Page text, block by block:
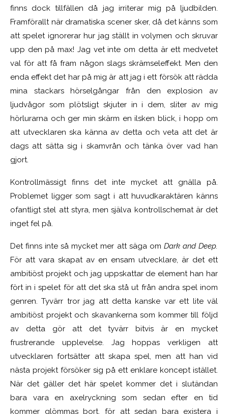
finns dock tillfällen då jag irriterar mig på ljudbilden.
Framförallt när dramatiska scener sker, då det känns som
att spelet ignorerar hur jag ställt in volymen och skruvar
upp den på max! Jag vet inte om detta är ett medvetet
val för att få fram någon slags skrämseleffekt. Men den
enda effekt det har på mig är att jag i ett försök att rädda
mina stackars hörselgångar från den explosion av
ljudvågor som plötsligt skjuter in i dem, sliter av mig
hörlurarna och ger min skärm en ilsken blick, i hopp om
att utvecklaren ska känna av detta och veta att det är
dags att sätta sig i skamvrån och tänka över vad han
gjort.
Kontrollmässigt finns det inte mycket att gnälla på.
Problemet ligger som sagt i att huvudkaraktären känns
ofantligt stel att styra, men själva kontrollschemat är det
inget fel på.
Det finns inte så mycket mer att säga om Dark and Deep.
För att vara skapat av en ensam utvecklare, är det ett
ambitiöst projekt och jag uppskattar de element han har
fört in i spelet för att det ska stå ut från andra spel inom
genren. Tyvärr tror jag att detta kanske var ett lite väl
ambitiöst projekt och skavankerna som kommer till följd
av detta gör att det tyvärr bitvis är en mycket
frustrerande upplevelse. Jag hoppas verkligen att
utvecklaren fortsätter att skapa spel, men att han vid
nästa projekt försöker sig på ett enklare koncept istället.
När det gäller det här spelet kommer det i slutändan
bara vara en axelryckning som sedan efter en tid
kommer glömmas bort, för att sedan bara existera i